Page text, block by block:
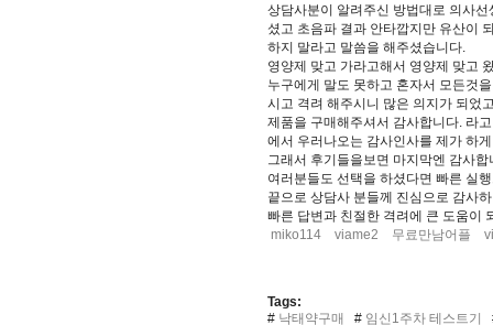
상담사분이 알려주신 방법대로 의사
셨고 초음파 결과 안타깝지만 유산이
하지 말라고 말씀을 해주셨습니다.
영양제 맞고 가라고해서 영양제 맞고
누구에게 말도 못하고 혼자서 모든것
시고 격려 해주시니 많은 의지가 되었
제품을 구매해주셔서 감사합니다. 라
에서 우러나오는 감사인사를 제가 하
그래서 후기들을보면 마지막엔 감사
여러분들도 선택을 하셨다면 빠른 실
끝으로 상담사 분들께 진심으로 감사
빠른 답변과 친절한 격려에 큰 도움이
miko114
viame2 무료만남어플
Tags:
# 낙태약구매 # 임신1주차 테스트기